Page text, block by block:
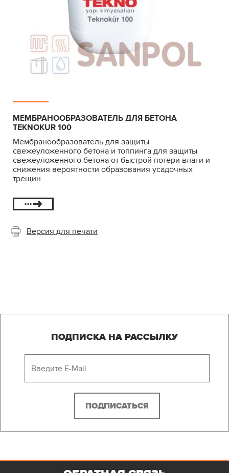
МЕМБРАНООБРАЗОВАТЕЛЬ ДЛЯ БЕТОНА
TEKNOKUR 100
Мембранообразователь для защиты
свежеуложенного бетона и топпинга для защиты
свежеуложенного бетона от быстрой потери влаги и
снижения вероятности образования усадочных
трещин.
Версия для печати
ПОДПИСКА НА РАССЫЛКУ